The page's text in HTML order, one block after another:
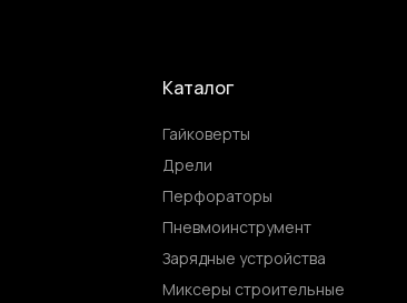
Дрели
Гайковерты
Перфораторы
Пневмоинструмент
Каталог
Миксеры строительные
Зарядные устройства